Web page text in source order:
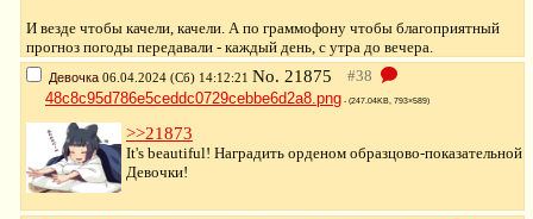
И везде чтобы качели, качели. А по граммофону чтобы благоприятный
прогноз погоды передавали - каждый день, с утра до вечера.
Девочка 06.04.2024 (Сб) 14:12:21 No. 21875
48c8c95d786e5ceddc0729cebbe6d2a8.png - (247.04KB, 793×589)
>>21873
It's beautiful! Наградить орденом образцово-показательной
Девочки!